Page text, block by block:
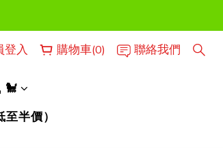
登入 購物車(0) 聯絡我們
🐩
半價）